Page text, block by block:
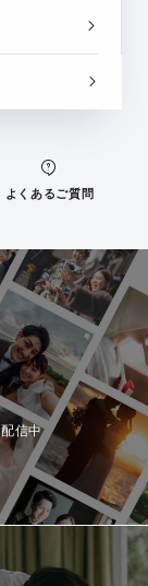
よくあるご質問
信中